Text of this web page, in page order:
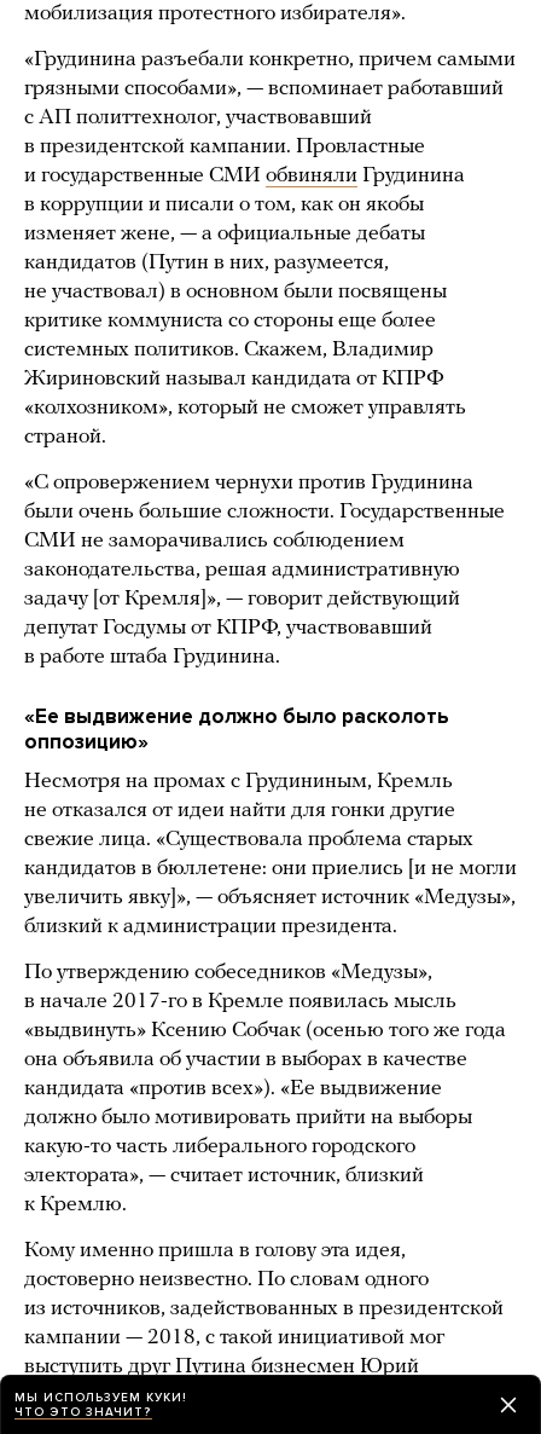
мобилизация протестного избирателя».
«Грудинина разъебали конкретно, причем самыми
грязными способами», — вспоминает работавший
с АП политтехнолог, участвовавший
в президентской кампании. Провластные
и государственные СМИ обвиняли Грудинина
в коррупции и писали о том, как он якобы
изменяет жене, — а официальные дебаты
кандидатов (Путин в них, разумеется,
не участвовал) в основном были посвящены
критике коммуниста со стороны еще более
системных политиков. Скажем, Владимир
Жириновский называл кандидата от КПРФ
«колхозником», который не сможет управлять
страной.
«С опровержением чернухи против Грудинина
были очень большие сложности. Государственные
СМИ не заморачивались соблюдением
законодательства, решая административную
задачу [от Кремля]», — говорит действующий
депутат Госдумы от КПРФ, участвовавший
в работе штаба Грудинина.
«Ее выдвижение должно было расколоть
оппозицию»
Несмотря на промах с Грудининым, Кремль
не отказался от идеи найти для гонки другие
свежие лица. «Существовала проблема старых
кандидатов в бюллетене: они приелись [и не могли
увеличить явку]», — объясняет источник «Медузы»,
близкий к администрации президента.
По утверждению собеседников «Медузы»,
в начале 2017-го в Кремле появилась мысль
«выдвинуть» Ксению Собчак (осенью того же года
она объявила об участии в выборах в качестве
кандидата «против всех»). «Ее выдвижение
должно было мотивировать прийти на выборы
какую-то часть либерального городского
электората», — считает источник, близкий
к Кремлю.
Кому именно пришла в голову эта идея,
достоверно неизвестно. По словам одного
из источников, задействованных в президентской
кампании — 2018, с такой инициативой мог
выступить друг Путина бизнесмен Юрий
Ковальчук. Об этой же версии ранее
издание «Проект».
МЫ ИСПОЛЬЗУЕМ КУКИ!
ЧТО ЭТО ЗНАЧИТ?